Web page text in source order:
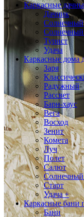
Каркасные
Дачник
Солнечный
Турист
Удача
Каркасные дома
Заря
Радужный
Рассвет
Барн-хаус
Вега
Восход
Зенит
Комета
Луч
Полет
Салют
Старт
Удача +
Каркасные бани
Бани